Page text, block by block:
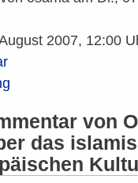
2007, 12:00
von
das